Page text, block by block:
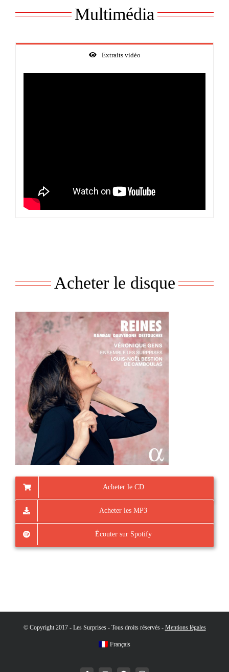
Multimédia
Extraits vidéo
Acheter le disque
Acheter le CD
Acheter les MP3
Écouter sur Spotify
© Copyright 2017 - Les Surprises - Tous droits réservés - Mentions légales
Français